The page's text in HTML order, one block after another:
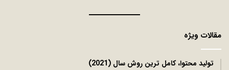
مقالات ویژه
توليد محتوا، کامل ترین روش سال (2021)